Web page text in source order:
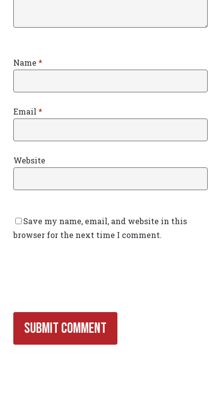
Name *
Email *
Website
Save my name, email, and website in this
browser for the next time I comment.